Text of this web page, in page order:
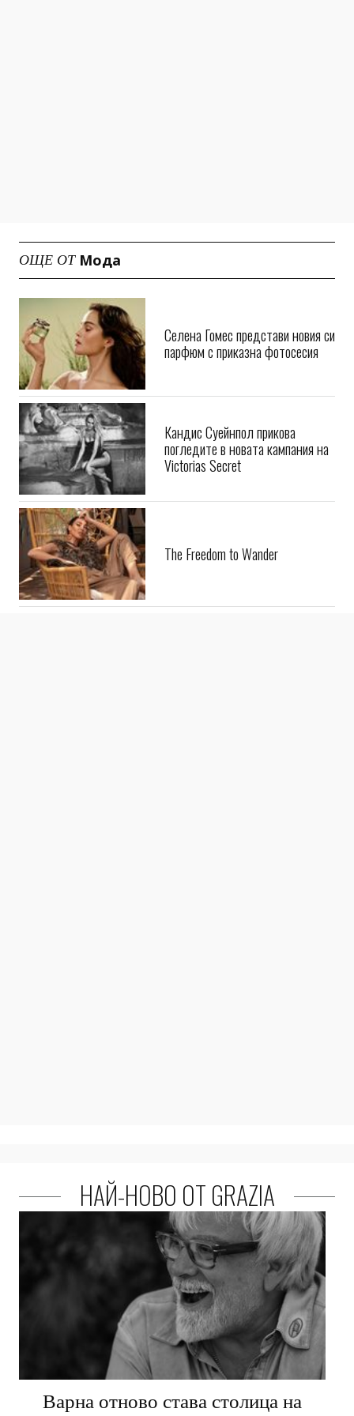
ОЩЕ ОТ Мода
Селена Гомес представи новия си
парфюм с приказна фотосесия
Кандис Суейнпол прикова
погледите в новата кампания на
Victorias Secret
The Freedom to Wander
НАЙ-НОВО ОТ GRAZIA
Варна отново става столица на